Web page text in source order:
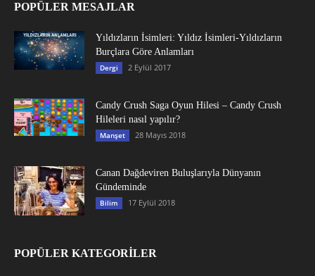
POPÜLER MESAJLAR
Yıldızların İsimleri: Yıldız İsimleri-Yıldızların
Burçlara Göre Anlamları
Dergi 2 Eylül 2017
Candy Crush Saga Oyun Hilesi – Candy Crush
Hileleri nasıl yapılır?
Manşet 28 Mayıs 2018
Canan Dağdeviren Buluşlarıyla Dünyanın
Gündeminde
Bilim 17 Eylül 2018
POPÜLER KATEGORİLER